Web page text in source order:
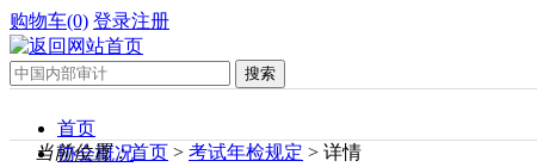
购物车(0) 登录注册
首页
协会概况
当前位置：首页 > 考试年检规定 > 详情